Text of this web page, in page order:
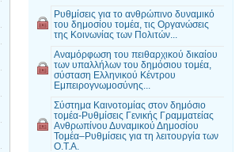
Ρυθμίσεις για το ανθρώπινο δυναμικό
του δημοσίου τομέα, τις Οργανώσεις
της Κοινωνίας των Πολιτών...
Αναμόρφωση του πειθαρχικού δικαίου
των υπαλλήλων του δημόσιου τομέα,
σύσταση Ελληνικού Κέντρου
Εμπειρογνωμοσύνης...
Σύστημα Καινοτομίας στον δημόσιο
τομέα-Ρυθμίσεις Γενικής Γραμματείας
Ανθρωπίνου Δυναμικού Δημοσίου
Τομέα–Ρυθμίσεις για τη λειτουργία των
Ο.Τ.Α.